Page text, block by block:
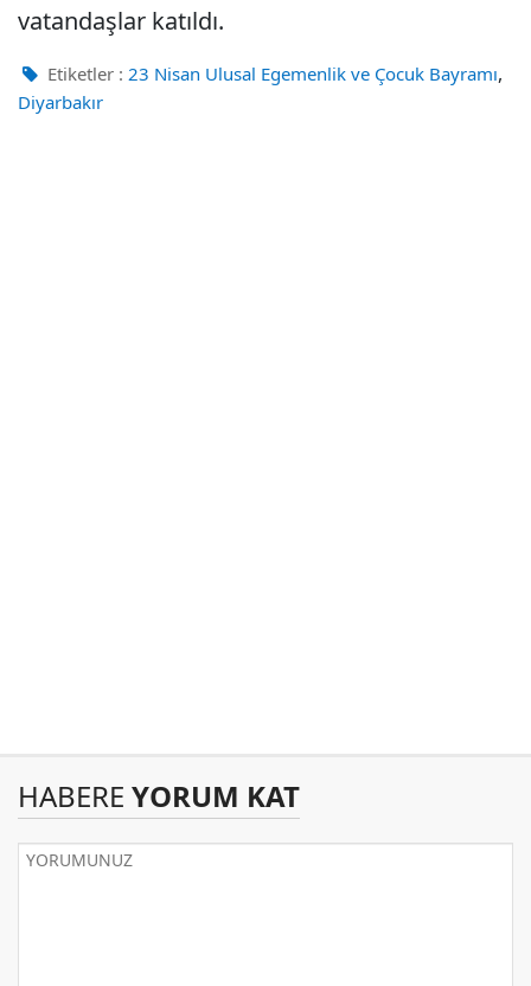
vatandaşlar katıldı.
Etiketler : 23 Nisan Ulusal Egemenlik ve Çocuk Bayramı,
Diyarbakır
HABERE YORUM KAT